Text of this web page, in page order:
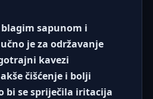
sapunom i
je za održavanje
kavezi
čišćenje i bolji
bi se spriječila iritacija